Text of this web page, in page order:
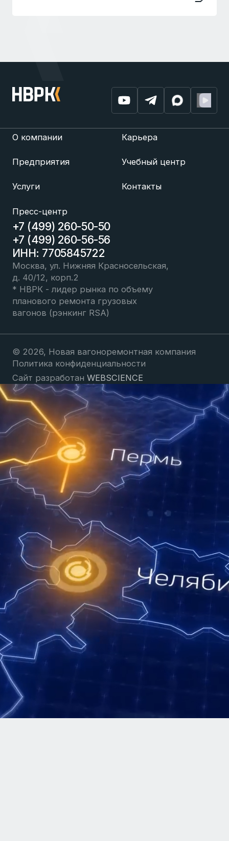
О компании Карьера
Предприятия Учебный центр
Услуги Контакты
Пресс-центр
+7 (499) 260-50-50
+7 (499) 260-56-56
ИНН: 7705845722
Москва, ул. Нижняя Красносельская,
д. 40/12, корп.2
* НВРК - лидер рынка по объему
планового ремонта грузовых
вагонов (рэнкинг RSA)
© 2026, Новая вагоноремонтная компания
Политика конфиденциальности
Сайт разработан WEBSCIENCE